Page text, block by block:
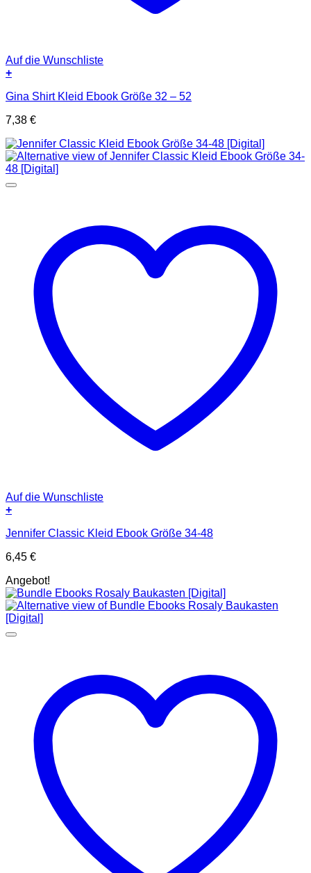
Auf die Wunschliste
+
Gina Shirt Kleid Ebook Größe 32 – 52
7,38 €
Auf die Wunschliste
+
Jennifer Classic Kleid Ebook Größe 34-48
6,45 €
Angebot!